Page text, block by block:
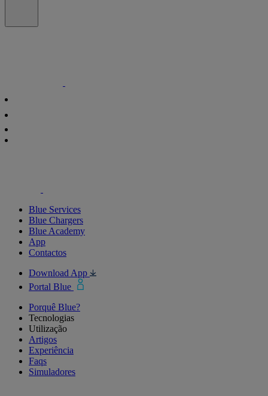
Blue Services
Blue Chargers
Blue Academy
App
Contactos
Download App
Portal Blue
Porquê Blue?
Tecnologias
Utilização
Artigos
Experiência
Faqs
Simuladores